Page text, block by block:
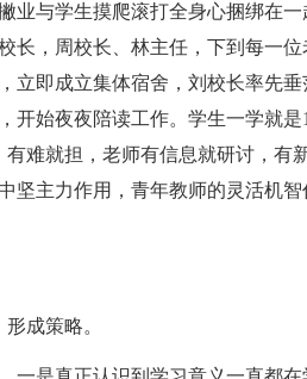
与学生摸爬滚打全身心捆绑在一
长，周校长、林主任，下到每一
立即成立集体宿舍，刘校长率先
开始夜夜陪读工作。学生一学就
难就担，老师有信息就研讨，有
坚主力作用，青年教师的灵活机
成策略。